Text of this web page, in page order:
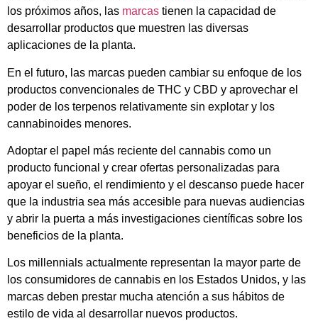
los próximos años, las marcas tienen la capacidad de
desarrollar productos que muestren las diversas
aplicaciones de la planta.
En el futuro, las marcas pueden cambiar su enfoque de los
productos convencionales de THC y CBD y aprovechar el
poder de los terpenos relativamente sin explotar y los
cannabinoides menores.
Adoptar el papel más reciente del cannabis como un
producto funcional y crear ofertas personalizadas para
apoyar el sueño, el rendimiento y el descanso puede hacer
que la industria sea más accesible para nuevas audiencias
y abrir la puerta a más investigaciones científicas sobre los
beneficios de la planta.
Los millennials actualmente representan la mayor parte de
los consumidores de cannabis en los Estados Unidos, y las
marcas deben prestar mucha atención a sus hábitos de
estilo de vida al desarrollar nuevos productos.